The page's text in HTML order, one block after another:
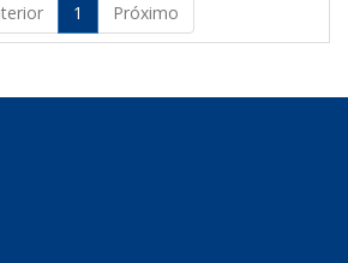
1 Próximo